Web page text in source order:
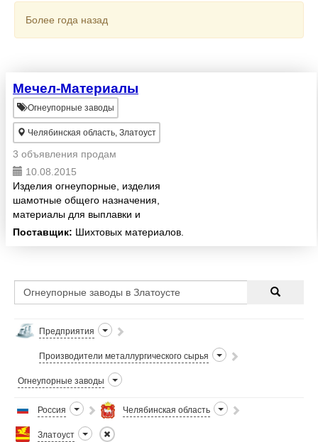
Более года назад
Мечел-Материалы
Огнеупорные заводы
Челябинская область, Златоуст
3 объявления продам
10.08.2015
Изделия огнеупорные, изделия
шамотные общего назначения,
материалы для выплавки и
разливки стали, известь шахтных
Поставщик: Шихтовых материалов.
Предприятия
Производители металлургического сырья
Огнеупорные заводы
Россия Челябинская область
Златоуст